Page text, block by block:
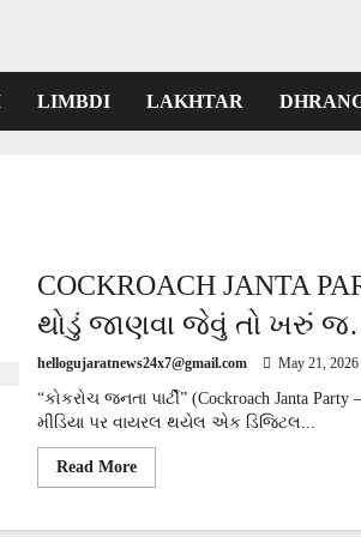
LIMBDI LAKHTAR
COCKROACH JANTA
થોડું જાણવા જેવું તો ખરું
hellogujaratnews24x7@gmail.com May 21, 2026
“કોકરોચ જનતા પાર્ટી” (Cockroach Janta
મીડિયા પર વાયરલ થયેલ એક ડિજિટલ...
Read MoreRead
more
JANTA